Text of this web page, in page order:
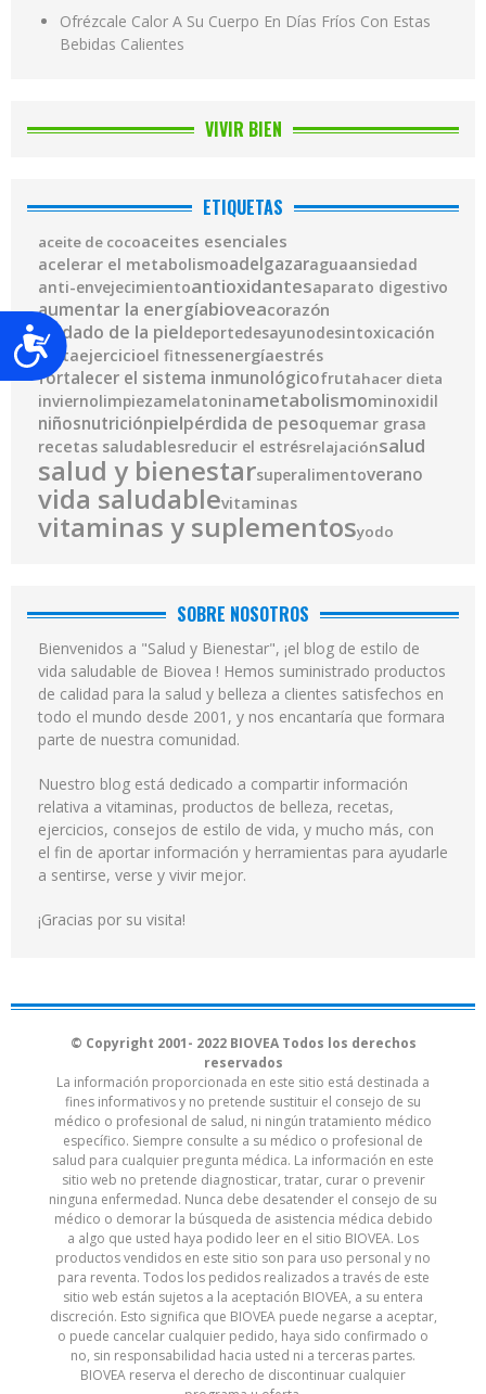
Accesibilidad
Ofrézcale Calor A Su Cuerpo En Días Fríos Con Estas
Bebidas Calientes
VIVIR BIEN
ETIQUETAS
aceite de cocoaceites esenciales
acelerar el metabolismoadelgazaraguaansiedad
anti-envejecimientoantioxidantesaparato digestivo
aumentar la energíabioveacorazón
cuidado de la pieldeportedesayunodesintoxicación
dietaejercicioel fitnessenergíaestrés
fortalecer el sistema inmunológicofrutahacer dieta
inviernolimpiezamelatoninametabolismominoxidil
niñosnutriciónpielpérdida de pesoquemar grasa
recetas saludablesreducir el estrésrelajaciónsalud
salud y bienestarsuperalimentoverano
vida saludablevitaminas
vitaminas y suplementosyodo
SOBRE NOSOTROS
Bienvenidos a "Salud y Bienestar", ¡el blog de estilo de
vida saludable de Biovea ! Hemos suministrado productos
de calidad para la salud y belleza a clientes satisfechos en
todo el mundo desde 2001, y nos encantaría que formara
parte de nuestra comunidad.
Nuestro blog está dedicado a compartir información
relativa a vitaminas, productos de belleza, recetas,
ejercicios, consejos de estilo de vida, y mucho más, con
el fin de aportar información y herramientas para ayudarle
a sentirse, verse y vivir mejor.
¡Gracias por su visita!
© Copyright 2001- 2022 BIOVEA Todos los derechos
reservados
La información proporcionada en este sitio está destinada a
fines informativos y no pretende sustituir el consejo de su
médico o profesional de salud, ni ningún tratamiento médico
específico. Siempre consulte a su médico o profesional de
salud para cualquier pregunta médica. La información en este
sitio web no pretende diagnosticar, tratar, curar o prevenir
ninguna enfermedad. Nunca debe desatender el consejo de su
médico o demorar la búsqueda de asistencia médica debido
a algo que usted haya podido leer en el sitio BIOVEA. Los
productos vendidos en este sitio son para uso personal y no
para reventa. Todos los pedidos realizados a través de este
sitio web están sujetos a la aceptación BIOVEA, a su entera
discreción. Esto significa que BIOVEA puede negarse a aceptar,
o puede cancelar cualquier pedido, haya sido confirmado o
no, sin responsabilidad hacia usted ni a terceras partes.
BIOVEA reserva el derecho de discontinuar cualquier